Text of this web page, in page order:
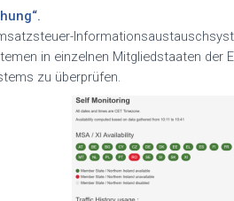
in einzelnen Mitgliedstaaten der
zu überprüfen.